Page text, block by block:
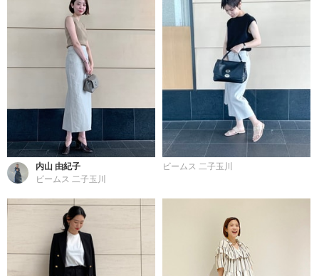
内山 由紀子
ビームス 二子玉川
ビームス 二子玉川